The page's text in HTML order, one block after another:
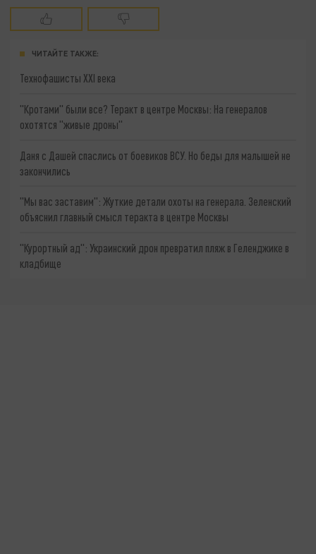
ЧИТАЙТЕ ТАКЖЕ:
Технофашисты XXI века
"Кротами" были все? Теракт в центре Москвы: На генералов
охотятся "живые дроны"
Даня с Дашей спаслись от боевиков ВСУ. Но беды для малышей не
закончились
"Мы вас заставим": Жуткие детали охоты на генерала. Зеленский
объяснил главный смысл теракта в центре Москвы
"Курортный ад": Украинский дрон превратил пляж в Геленджике в
кладбище